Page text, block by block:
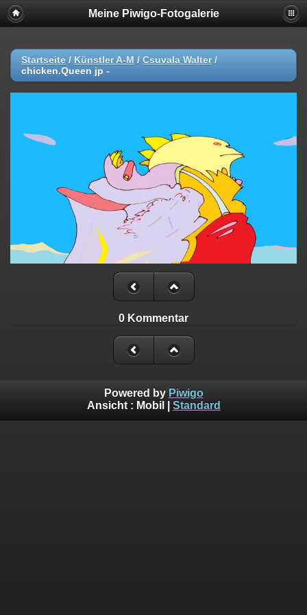
Meine Piwigo-Fotogalerie
Startseite / Künstler A-M / Csuvala Walter/
chicken.Queen jp -
0 Kommentar
Powered by Piwigo
Ansicht : Mobil Standard